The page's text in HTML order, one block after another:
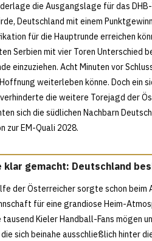
die Ausgangslage für das
Deutschland mit einem
für die Hauptrunde erreichen
Serbien mit vier Toren Unterschied
einzuziehen. Acht Minuten vor
weiterleben könne. Doch ein
die weitere Torejagd der
sich die südlichen Nachbarn
zur EM-Quali 2028.
klar gemacht: Deutschland
der Österreicher sorgte schon beim
für eine grandiose Heim-
tausend Kieler Handball-Fans mögen
sich beinahe ausschließlich hinter